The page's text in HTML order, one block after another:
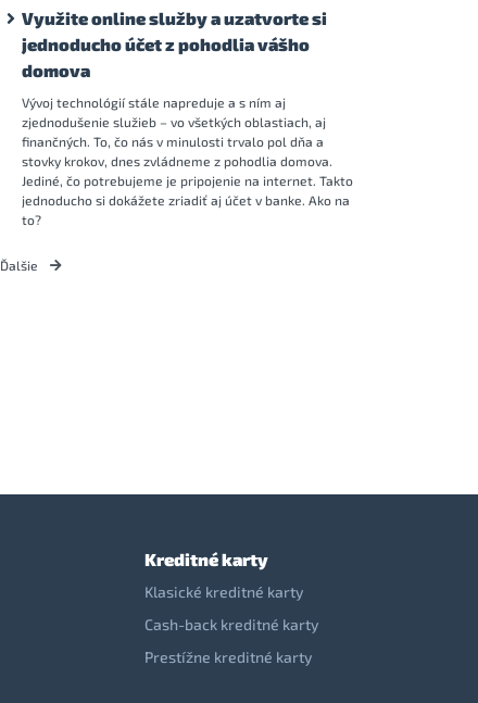
Využite online služby a uzatvorte si
jednoducho účet z pohodlia vášho
domova
Vývoj technológií stále napreduje a s ním aj
zjednodušenie služieb – vo všetkých oblastiach, aj
finančných. To, čo nás v minulosti trvalo pol dňa a
stovky krokov, dnes zvládneme z pohodlia domova.
Jediné, čo potrebujeme je pripojenie na internet. Takto
jednoducho si dokážete zriadiť aj účet v banke. Ako na
to?
Ďalšie
Kreditné karty
Klasické kreditné karty
Cash-back kreditné karty
Prestížne kreditné karty